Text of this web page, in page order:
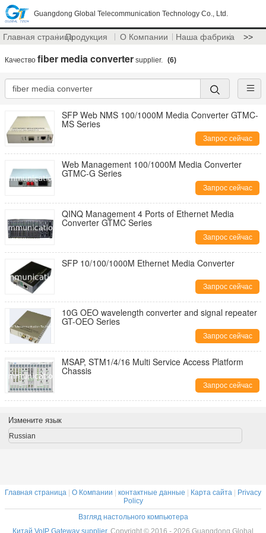
Guangdong Global Telecommunication Technology Co., Ltd.
Главная страницаПродукция О Компании Наша фабрика >>
Качество fiber media converter supplier. (6)
SFP Web NMS 100/1000M Media Converter GTMC-
MS Series
Запрос сейчас
Web Management 100/1000M Media Converter
GTMC-G Series
Запрос сейчас
QINQ Management 4 Ports of Ethernet Media
Converter GTMC Series
Запрос сейчас
SFP 10/100/1000M Ethernet Media Converter
Запрос сейчас
10G OEO wavelength converter and signal repeater
GT-OEO Series
Запрос сейчас
MSAP, STM1/4/16 Multi Service Access Platform
Chassis
Запрос сейчас
Измените язык
Russian
Главная страница О Компании контактные данные Карта сайта
Privacy
Policy
Взгляд настольного компьютера
Китай VoIP Gateway supplier. Copyright © 2016 - 2026 Guangdong Global